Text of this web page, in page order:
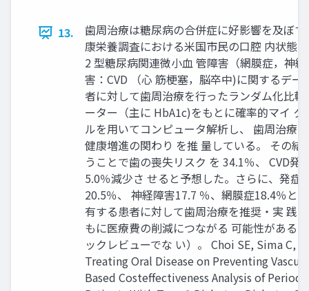
13.
歯周治療は糖尿病の合併症に好影響を及ぼ
康栄養調査における米国市民の口腔 内状態
2 型糖尿病関連微小血 管障害（網膜症，神
害：CVD （心 筋梗塞，脳卒中)に関するデ
者に対して歯周治療を行ったランダム化比
ーター（主に HbA1c)をもとに確率的マイ
ルを用いてコンピュータ解析し、 歯周治療
健康増進の関わり を推 量している。 その
うことで歯の喪失リスク を 34.1％、 CVD発
5.0％減少さ せると予想した。さらに、発症
20.5％、 神経障害17.7 ％、網膜症18.4％と
有する患者に対して歯周治療を推奨・実 践
もに医療費の削減につながる 可能性がある
ックレビューでな い）。 Choi SE, Sima C,
Treating Oral Disease on Preventing
Based Costeffectiveness Analysis of